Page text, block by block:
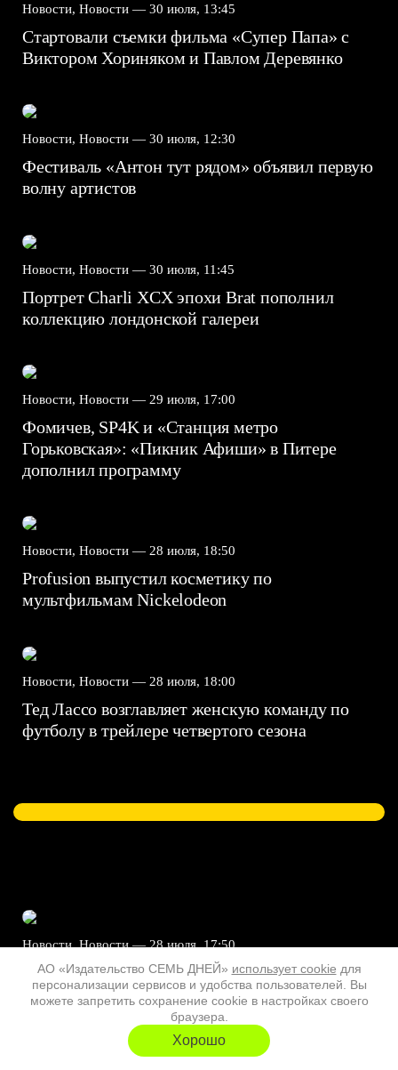
АО «Издательство СЕМЬ ДНЕЙ» использует cookie для
персонализации сервисов и удобства пользователей. Вы
можете запретить сохранение cookie в настройках своего
браузера.
Хорошо
Новости, Новости — 30 июля, 13:45
Стартовали съемки фильма «Супер Папа» с
Виктором Хориняком и Павлом Деревянко
Новости, Новости — 30 июля, 12:30
Фестиваль «Антон тут рядом» объявил первую
волну артистов
Новости, Новости — 30 июля, 11:45
Портрет Charli XCX эпохи Brat пополнил
коллекцию лондонской галереи
Новости, Новости — 29 июля, 17:00
Фомичев, SP4K и «Станция метро
Горьковская»: «Пикник Афиши» в Питере
дополнил программу
Новости, Новости — 28 июля, 18:50
Profusion выпустил косметику по
мультфильмам Nickelodeon
Новости, Новости — 28 июля, 18:00
Тед Лассо возглавляет женскую команду по
футболу в трейлере четвертого сезона
Новости, Новости —28 июля, 17:50
Драма «Фьорд» с Себастианом Стэном
получила трейлер